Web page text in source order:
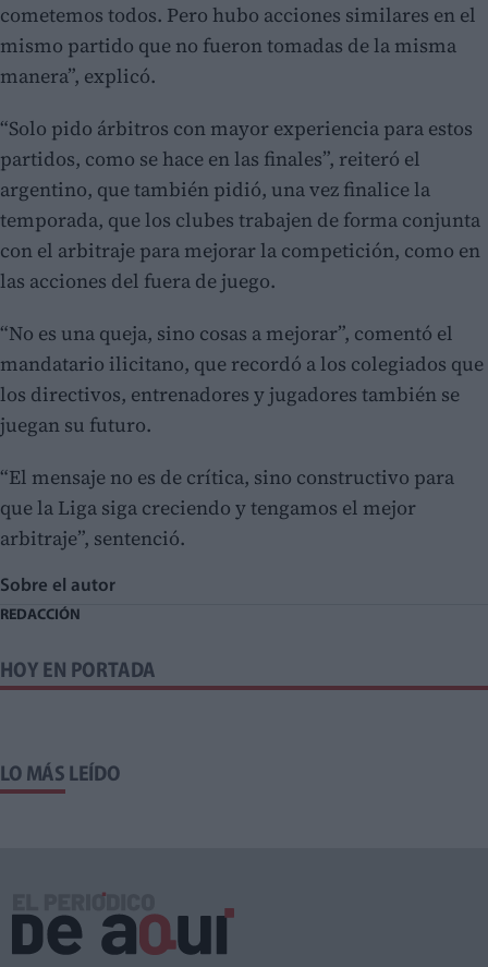
cometemos todos. Pero hubo acciones similares en el
mismo partido que no fueron tomadas de la misma
manera”, explicó.
“Solo pido árbitros con mayor experiencia para estos
partidos, como se hace en las finales”, reiteró el
argentino, que también pidió, una vez finalice la
temporada, que los clubes trabajen de forma conjunta
con el arbitraje para mejorar la competición, como en
las acciones del fuera de juego.
“No es una queja, sino cosas a mejorar”, comentó el
mandatario ilicitano, que recordó a los colegiados que
los directivos, entrenadores y jugadores también se
juegan su futuro.
“El mensaje no es de crítica, sino constructivo para
que la Liga siga creciendo y tengamos el mejor
arbitraje”, sentenció.
Sobre el autor
REDACCIÓN
HOY EN PORTADA
LO MÁS LEÍDO